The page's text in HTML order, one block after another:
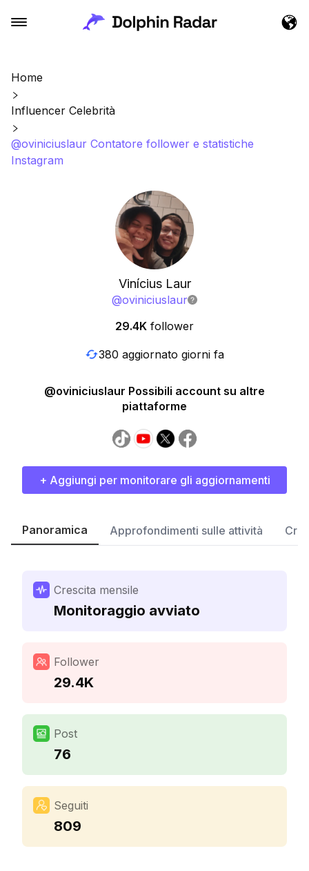
Home
Influencer Celebrità
@oviniciuslaur Contatore follower e statistiche
Instagram
Vinícius Laur
@oviniciuslaur
29.4K follower
380 aggiornato giorni fa
@oviniciuslaur Possibili account su altre
piattaforme
+ Aggiungi per monitorare gli aggiornamenti
Panoramica Approfondimenti sulle attività
Crescita mensile
Monitoraggio avviato
Follower
29.4K
Post
76
Seguiti
809